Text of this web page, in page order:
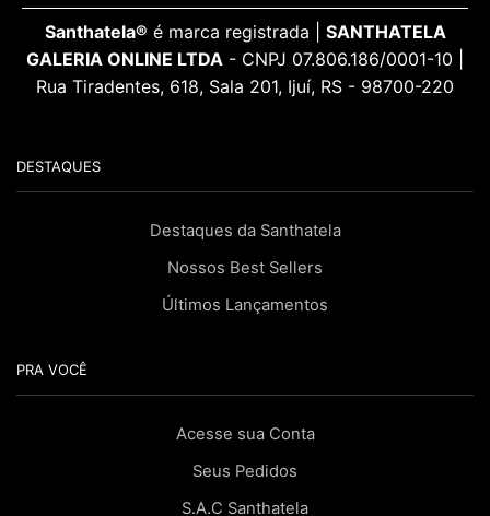
Santhatela® é marca registrada | SANTHATELA
GALERIA ONLINE LTDA - CNPJ 07.806.186/0001-10 |
Rua Tiradentes, 618, Sala 201, Ijuí, RS - 98700-220
DESTAQUES
Destaques da Santhatela
Nossos Best Sellers
Últimos Lançamentos
PRA VOCÊ
Acesse sua Conta
Seus Pedidos
S.A.C Santhatela